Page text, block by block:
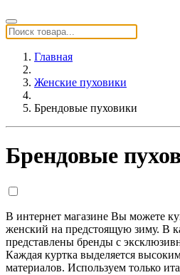
Главная
Женские пуховики
Брендовые пуховики
Брендовые
В интернет магазине Вы можете
женский на предстоящую зиму. В
представлены бренды с
Каждая куртка выделяется
материалов. Используем только